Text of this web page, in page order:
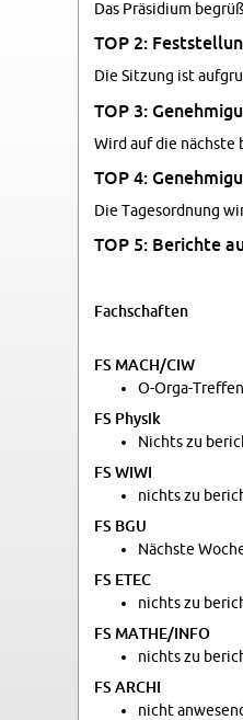
Das Prä­si­di­um
TOP 2:
Die Sit­zung ist
TOP 3:
Wird auf die nächs­te
TOP 4:
Die Ta­ges­ord­nung
TOP 5: Be­rich­te
Fach­schaf­ten
FS MACH/CIW
O-Or­ga-
FS Phy­sik
Nichts zu
FS WIWI
nichts zu
FS BGU
Nächs­te
FS ETEC
nichts zu
FS MATHE/INFO
nichts zu
FS ARCHI
nicht